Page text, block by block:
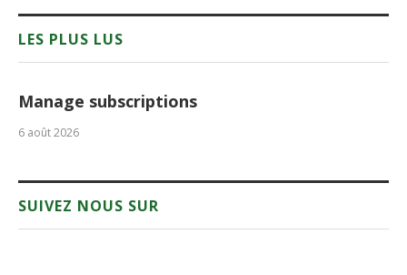
LES PLUS LUS
Manage subscriptions
6 août 2026
SUIVEZ NOUS SUR